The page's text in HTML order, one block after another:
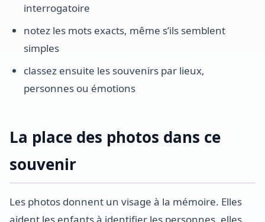
interrogatoire
notez les mots exacts, même s’ils semblent
simples
classez ensuite les souvenirs par lieux,
personnes ou émotions
La place des photos dans ce
souvenir
Les photos donnent un visage à la mémoire. Elles
aident les enfants à identifier les personnes, elles